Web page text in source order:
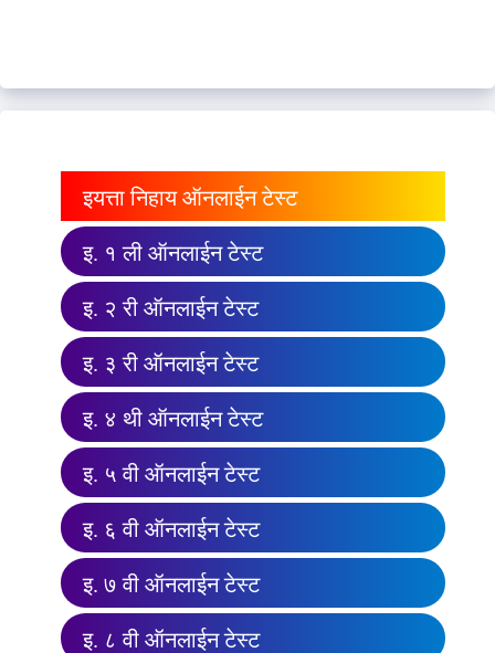
इयत्ता निहाय ऑनलाईन टेस्ट
इ. १ ली ऑनलाईन टेस्ट
इ. २ री ऑनलाईन टेस्ट
इ. ३ री ऑनलाईन टेस्ट
इ. ४ थी ऑनलाईन टेस्ट
इ. ५ वी ऑनलाईन टेस्ट
इ. ६ वी ऑनलाईन टेस्ट
इ. ७ वी ऑनलाईन टेस्ट
इ. ८ वी ऑनलाईन टेस्ट